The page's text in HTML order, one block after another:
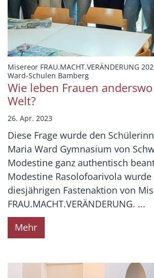
Misereor FRAU.MACHT.VERÄNDERUNG
Ward-Schulen Bamberg:
Wie leben Frauen
Welt?
26. Apr. 2023
Diese Frage wurde den
Maria Ward Gymnasium von
Modestine ganz authentisch
Modestine Rasolofoarivola
diesjährigen Fastenaktion von
FRAU.MACHT.VERÄNDERUNG. ...
Mehr